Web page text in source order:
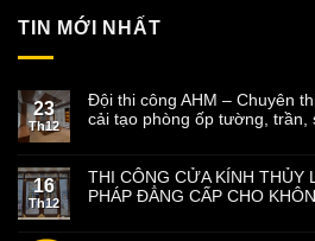
TIN MỚI NHẤT
23
Th12
Đội thi công AHM – Chuyên
cải tạo phòng ốp tường, trần,
16
Th12
THI CÔNG CỬA KÍNH THỦY
PHÁP ĐẲNG CẤP CHO